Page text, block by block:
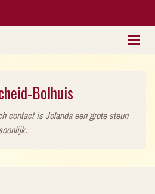
Bolhuis
contact is Jolanda een grote steun